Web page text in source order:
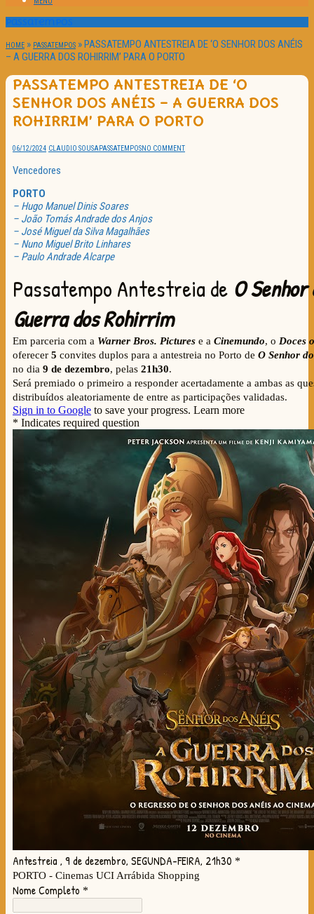
Passatempos
HOME » PASSATEMPOS »PASSATEMPO ANTESTREIA DE ‘O SENHOR DOS ANÉIS
– A GUERRA DOS ROHIRRIM’ PARA O PORTO
PASSATEMPO ANTESTREIA DE ‘O
SENHOR DOS ANÉIS – A GUERRA DOS
ROHIRRIM’ PARA O PORTO
06/12/2024 CLAUDIO SOUSAPASSATEMPOSNO COMMENT
Vencedores
PORTO
– Hugo Manuel Dinis Soares
– João Tomás Andrade dos Anjos
– José Miguel da Silva Magalhães
– Nuno Miguel Brito Linhares
– Paulo Andrade Alcarpe